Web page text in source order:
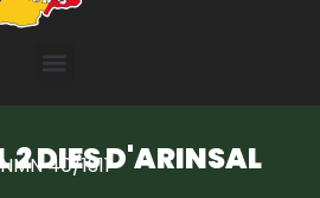
2 DIES D'ARINSAL
NMN 40/1311